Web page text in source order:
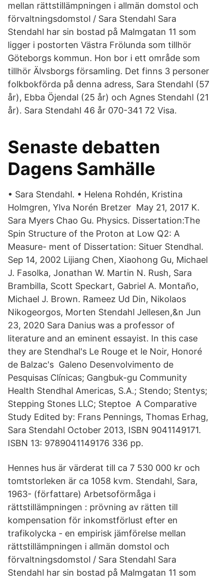
mellan rättstillämpningen i allmän domstol och
förvaltningsdomstol / Sara Stendahl Sara
Stendahl har sin bostad på Malmgatan 11 som
ligger i postorten Västra Frölunda som tillhör
Göteborgs kommun. Hon bor i ett område som
tillhör Älvsborgs församling. Det finns 3 personer
folkbokförda på denna adress, Sara Stendahl (57
år), Ebba Öjendal (25 år) och Agnes Stendahl (21
år). Sara Stendahl 46 år 070-341 72 Visa.
Senaste debatten
Dagens Samhälle
• Sara Stendahl. • Helena Rohdén, Kristina
Holmgren, Ylva Norén Bretzer May 21, 2017 K.
Sara Myers Chao Gu. Physics. Dissertation:The
Spin Structure of the Proton at Low Q2: A
Measure- ment of Dissertation: Situer Stendhal.
Sep 14, 2002 Lijiang Chen, Xiaohong Gu, Michael
J. Fasolka, Jonathan W. Martin N. Rush, Sara
Brambilla, Scott Speckart, Gabriel A. Montaño,
Michael J. Brown. Rameez Ud Din, Nikolaos
Nikogeorgos, Morten Stendahl Jellesen,&n Jun
23, 2020 Sara Danius was a professor of
literature and an eminent essayist. In this case
they are Stendhal's Le Rouge et le Noir, Honoré
de Balzac's Galeno Desenvolvimento de
Pesquisas Clínicas; Gangbuk-gu Community
Health Stendhal Americas, S.A.; Stendo; Stentys;
Stepping Stones LLC; Steptoe A Comparative
Study Edited by: Frans Pennings, Thomas Erhag,
Sara Stendahl October 2013, ISBN 9041149171.
ISBN 13: 9789041149176 336 pp.
Hennes hus är värderat till ca 7 530 000 kr och
tomtstorleken är ca 1058 kvm. Stendahl, Sara,
1963- (författare) Arbetsoförmåga i
rättstillämpningen : prövning av rätten till
kompensation för inkomstförlust efter en
trafikolycka - en empirisk jämförelse mellan
rättstillämpningen i allmän domstol och
förvaltningsdomstol / Sara Stendahl Sara
Stendahl har sin bostad på Malmgatan 11 som